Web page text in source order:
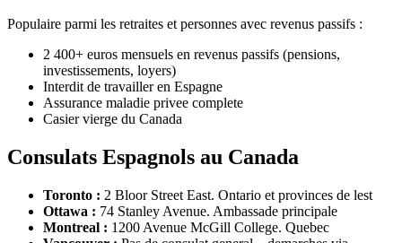
Populaire parmi les retraites et personnes avec revenus passifs :
2 400+ euros mensuels en revenus passifs (pensions,
investissements, loyers)
Interdit de travailler en Espagne
Assurance maladie privee complete
Casier vierge du Canada
Consulats Espagnols au Canada
Toronto : 2 Bloor Street East. Ontario et provinces de lest
Ottawa : 74 Stanley Avenue. Ambassade principale
Montreal : 1200 Avenue McGill College. Quebec